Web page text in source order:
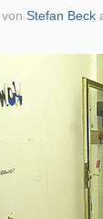
vonStefan Beck